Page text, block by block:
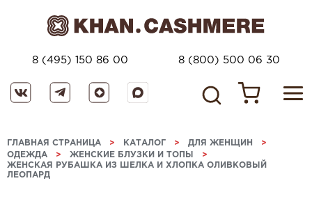
8 (495) 150 86 00 8 (800) 500 06 30
ГЛАВНАЯ СТРАНИЦА > КАТАЛОГ > ДЛЯ ЖЕНЩИН >
ОДЕЖДА > ЖЕНСКИЕ БЛУЗКИ И ТОПЫ >
ЖЕНСКАЯ РУБАШКА ИЗ ШЕЛКА И ХЛОПКА ОЛИВКОВЫЙ
ЛЕОПАРД